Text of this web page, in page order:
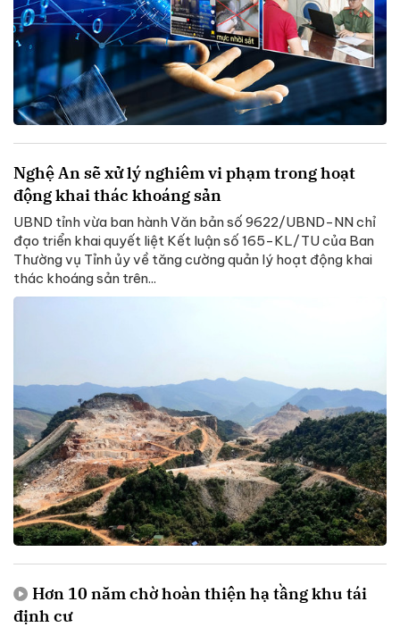
Nghệ An sẽ xử lý nghiêm vi phạm trong hoạt
động khai thác khoáng sản
UBND tỉnh vừa ban hành Văn bản số 9622/UBND-NN chỉ
đạo triển khai quyết liệt Kết luận số 165-KL/TU của Ban
Thường vụ Tỉnh ủy về tăng cường quản lý hoạt động khai
thác khoáng sản trên...
Hơn 10 năm chờ hoàn thiện hạ tầng khu tái
định cư